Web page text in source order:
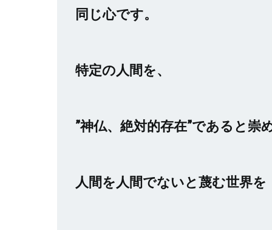
同じ心です。
特定の人間を、
”神仏、絶対的存在”であると崇
人間を人間でないと蔑む世界を